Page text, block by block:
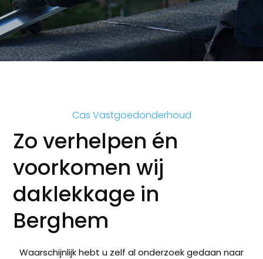
Cas Vastgoedonderhoud
Zo verhelpen én
voorkomen wij
daklekkage in
Berghem
Waarschijnlijk hebt u zelf al onderzoek gedaan naar